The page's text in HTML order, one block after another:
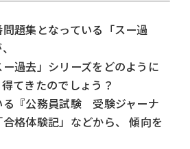
題集となっている「スー過
過去」シリーズをどのように
てきたのでしょう？
る『公務員試験 受験ジャーナ
格体験記」などから、 傾向を